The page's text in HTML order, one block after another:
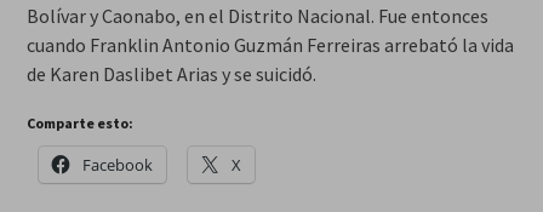
Bolívar y Caonabo, en el Distrito Nacional. Fue entonces
cuando Franklin Antonio Guzmán Ferreiras arrebató la vida
de Karen Daslibet Arias y se suicidó.
Comparte esto:
Facebook X